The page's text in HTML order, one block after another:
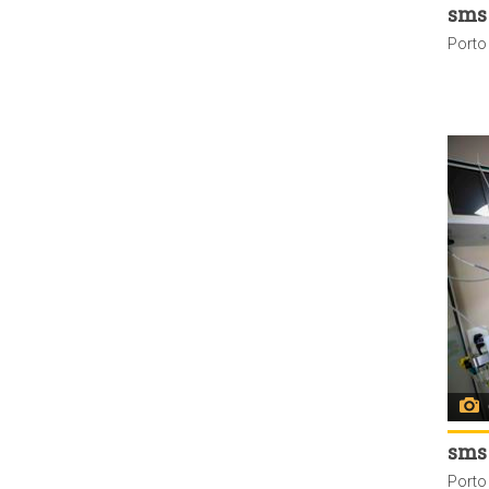
sms
sms